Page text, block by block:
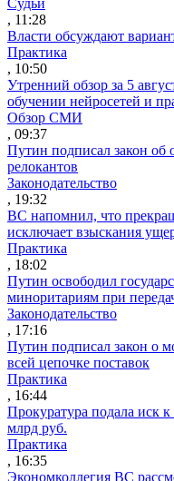
, 11:28
Власти обсуждают
Практика
, 10:50
Утренний обзор за 5
обучении нейросетей и
Обзор СМИ
, 09:37
Путин подписал закон об
релокантов
Законодательство
, 19:32
ВС напомнил, что
исключает взыскания
Практика
, 18:02
Путин освободил
миноритариям при
Законодательство
, 17:16
Путин подписал закон о
всей цепочке поставок
Практика
, 16:44
Прокуратура подала иск
млрд руб.
Практика
, 16:35
Экономколлегия ВС